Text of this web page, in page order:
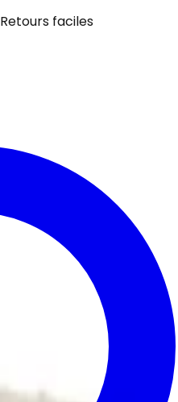
Retours faciles